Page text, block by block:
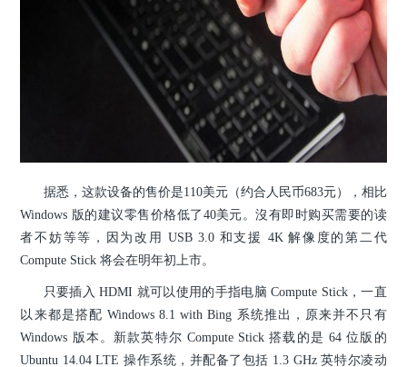
据悉，这款设备的售价是110美元（约合人民币683元），相比
Windows 版的建议零售价格低了40美元。沒有即时购买需要的读
者不妨等等，因为改用 USB 3.0 和支援 4K 解像度的第二代
Compute Stick 将会在明年初上市。
只要插入 HDMI 就可以使用的手指电脑 Compute Stick，一直
以来都是搭配 Windows 8.1 with Bing 系统推出，原来并不只有
Windows 版本。 新款英特尔 Compute Stick 搭载的是 64 位版的
Ubuntu 14.04 LTE 操作系统，并配备了包括 1.3 GHz 英特尔凌动